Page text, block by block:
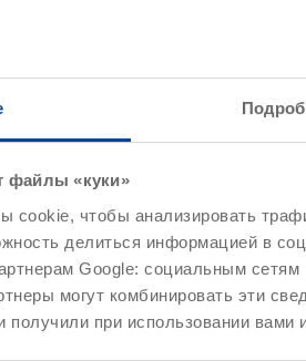
файлы «куки»
чтобы анализировать
делиться информацией в
Google: социальным
могут комбинировать эти
получили при использовании вами